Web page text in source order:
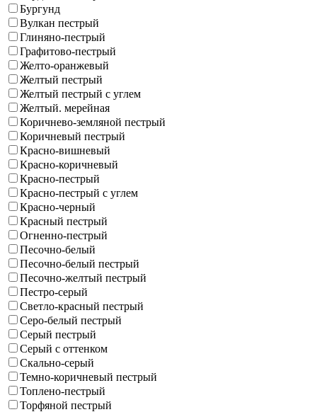
Бургунд
Вулкан пестрый
Глиняно-пестрый
Графитово-пестрый
Желто-оранжевый
Желтый пестрый
Желтый пестрый с углем
Желтый. мерейная
Коричнево-земляной пестрый
Коричневый пестрый
Красно-вишневый
Красно-коричневый
Красно-пестрый
Красно-пестрый с углем
Красно-черный
Красный пестрый
Огненно-пестрый
Песочно-белый
Песочно-белый пестрый
Песочно-желтый пестрый
Пестро-серый
Светло-красный пестрый
Серо-белый пестрый
Серый пестрый
Серый с оттенком
Скально-серый
Темно-коричневый пестрый
Топлено-пестрый
Торфяной пестрый